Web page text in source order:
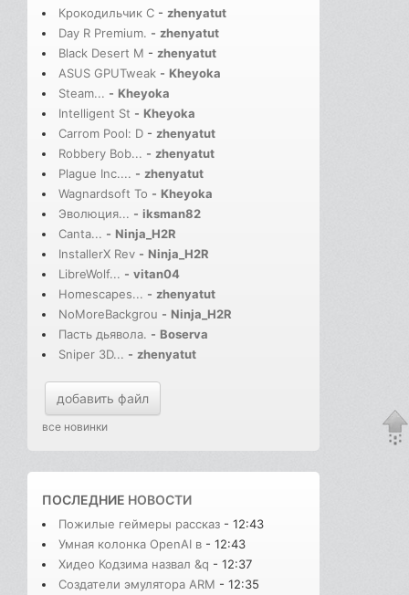
Крокодильчик С - zhenyatut
Day R Premium. - zhenyatut
Black Desert M - zhenyatut
ASUS GPUTweak - Kheyoka
Steam... - Kheyoka
Intelligent St - Kheyoka
Carrom Pool: D - zhenyatut
Robbery Bob... - zhenyatut
Plague Inc.... - zhenyatut
Wagnardsoft To - Kheyoka
Эволюция... - iksman82
Canta... - Ninja_H2R
InstallerX Rev - Ninja_H2R
LibreWolf... - vitan04
Homescapes... - zhenyatut
NoMoreBackgrou - Ninja_H2R
Пасть дьявола. - Boserva
Sniper 3D... - zhenyatut
добавить файл
все новинки
ПОСЛЕДНИЕ НОВОСТИ
Пожилые геймеры рассказ - 12:43
Умная колонка OpenAI в - 12:43
Хидео Кодзима назвал &q - 12:37
Создатели эмулятора ARM - 12:35